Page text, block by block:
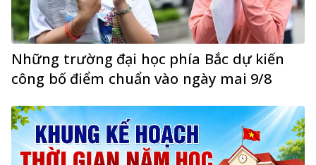
Những trường đại học phía Bắc dự kiến
công bố điểm chuẩn vào ngày mai 9/8